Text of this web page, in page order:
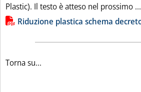
Plastic). Il testo è atteso nel prossimo ...
Lista allegati PDF alla
Riduzione plastica schema
Torna su...